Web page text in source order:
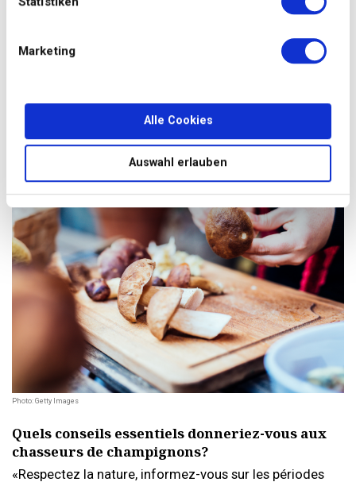
Marketing
Alle Cookies
Auswahl erlauben
coups, ce qui donne lieu à des temps d’arrêt de
Où puis-je aller faire contrôler mes
«Rendez-vous sur le site de l’Association suisse des
organes officiels de contrôle des champignons:
www.vapko.ch.»
Photo: Getty Images
Quels conseils essentiels donneriez-vous aux
chasseurs de champignons?
«Respectez la nature, informez-vous sur les périodes